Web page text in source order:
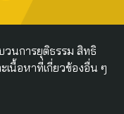
วนการยุติธรรม สิทธิ
เนื้อหาที่เกี่ยวข้องอื่น ๆ